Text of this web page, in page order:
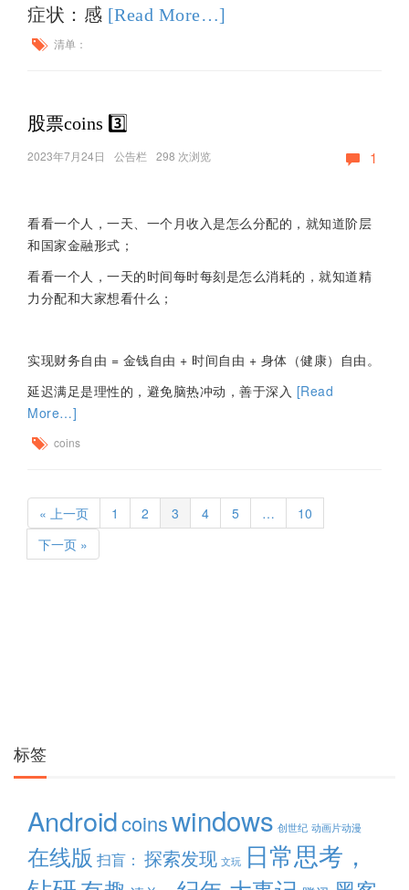
症状：感 [Read More…]
清单：
股票coins 3️⃣
2023年7月24日 公告栏 298 次浏览 1
看看一个人，一天、一个月收入是怎么分配的，就知道阶层
和国家金融形式；
看看一个人，一天的时间每时每刻是怎么消耗的，就知道精
力分配和大家想看什么；
实现财务自由 = 金钱自由 + 时间自由 + 身体（健康）自由。
延迟满足是理性的，避免脑热冲动，善于深入 [Read
More…]
coins
« 上一页 1 2 3 4 5 …
10
下一页 »
标签
Androidcoinswindows 创世纪 动画片动漫
在线版 扫盲： 探索发现 文玩 日常思考，